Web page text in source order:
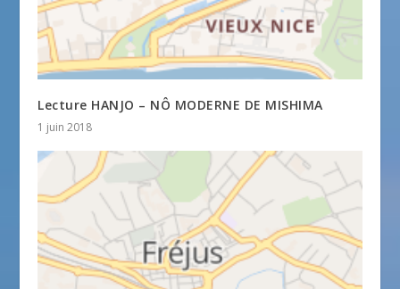
Lecture HANJO – NÔ MODERNE DE MISHIMA
1 juin 2018